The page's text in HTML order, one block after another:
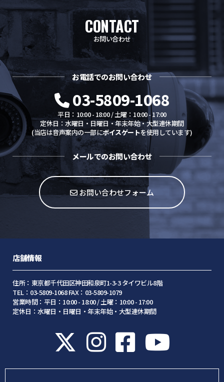
CONTACT
お問い合わせ
お電話でのお問い合わせ
03-5809-1068
平日：10:00 - 18:00 / 土曜：10:00 - 17:00
定休日：水曜日・日曜日・年末年始・大型連休期間
(当店は音声案内の一部にボイスゲートを使用しています)
メールでのお問い合わせ
お問い合わせフォーム
店舗情報
住所：東京都千代田区神田和泉町1-3-3 タイワビル8階
TEL：03-5809-1068 FAX：03-5809-1079
営業時間：平日：10:00 - 18:00 / 土曜：10:00 - 17:00
定休日：水曜日・日曜日・年末年始・大型連休期間